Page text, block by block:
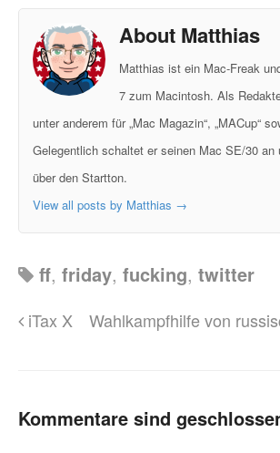
About Matthias
Matthias ist ein Mac-Freak
7 zum Macintosh. Als
unter anderem für „Mac Magazin“, „MACup“
Gelegentlich schaltet er seinen Mac SE/30 an
über den Startton.
View all posts by Matthias →
ff, friday, fucking, twitter
iTax X Wahlkampfhilfe von
Kommentare sind